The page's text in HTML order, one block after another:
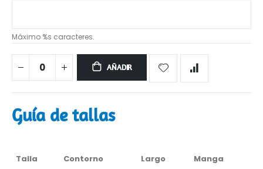
Máximo %s caracteres.
AÑADIR
Guía de tallas
Talla Contorno Largo Manga